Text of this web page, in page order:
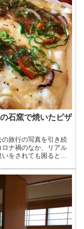
石窯で焼いたピザ
旅行の写真を引き続
ナ禍のなか、リアル
をされても困ると思